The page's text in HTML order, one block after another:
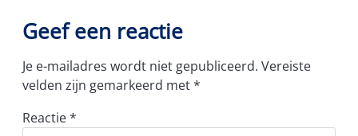
Geef een reactie
Je e-mailadres wordt niet gepubliceerd. Vereiste
velden zijn gemarkeerd met*
Reactie*